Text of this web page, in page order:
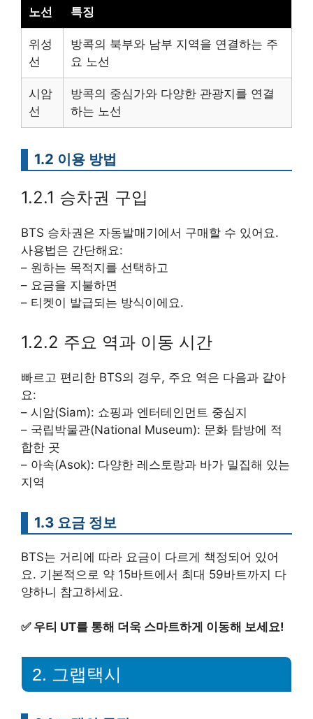
노선 특징
위성
선
방콕의 북부와 남부 지역을 연결하는 주
요 노선
시암
선
방콕의 중심가와 다양한 관광지를 연결
하는 노선
1.2 이용 방법
1.2.1 승차권 구입
BTS 승차권은 자동발매기에서 구매할 수 있어요.
사용법은 간단해요:
– 원하는 목적지를 선택하고
– 요금을 지불하면
– 티켓이 발급되는 방식이에요.
1.2.2 주요 역과 이동 시간
빠르고 편리한 BTS의 경우, 주요 역은 다음과 같아
요:
– 시암(Siam): 쇼핑과 엔터테인먼트 중심지
– 국립박물관(National Museum): 문화 탐방에 적
합한 곳
– 아속(Asok): 다양한 레스토랑과 바가 밀집해 있는
지역
1.3 요금 정보
BTS는 거리에 따라 요금이 다르게 책정되어 있어
요. 기본적으로 약 15바트에서 최대 59바트까지 다
양하니 참고하세요.
✅ 우티 UT를 통해 더욱 스마트하게 이동해 보세요!
2. 그랩택시